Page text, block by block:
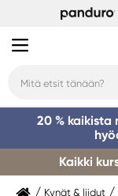
20 % kaikista
Kaikki
Kynät & liidut